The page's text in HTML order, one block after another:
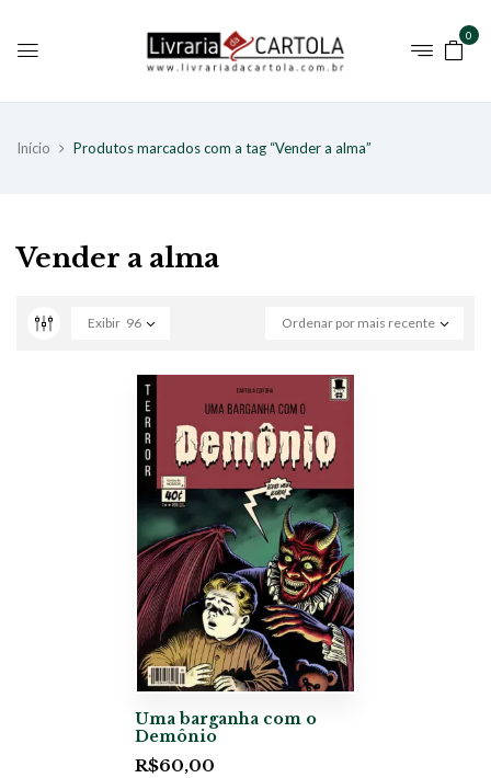
0
Início Produtos marcados com a tag “Vender a alma”
Vender a alma
Ordenar por mais recente
Exibir 96
Uma barganha com o
Demônio
R$60,00